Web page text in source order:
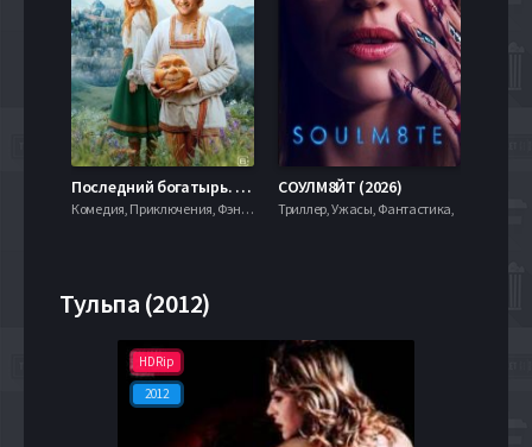
Последний богатырь. Колобок (2026)
Комедия, Приключения, Фэнтези,
СОУЛМ8ЙТ (2026)
Триллер, Ужасы, Фантастика,
Тульпа (2012)
HDRip
2012